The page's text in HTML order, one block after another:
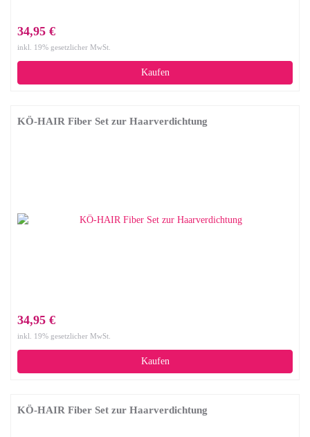
34,95 €
inkl. 19% gesetzlicher MwSt.
Kaufen
KÖ-HAIR Fiber Set zur Haarverdichtung
34,95 €
inkl. 19% gesetzlicher MwSt.
Kaufen
KÖ-HAIR Fiber Set zur Haarverdichtung